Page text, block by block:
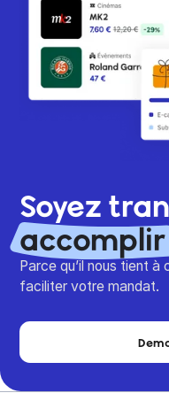
Soyez
accomplir
Parce qu’il nous tient
faciliter votre mandat.